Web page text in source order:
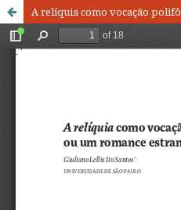
A relíquia como vocação